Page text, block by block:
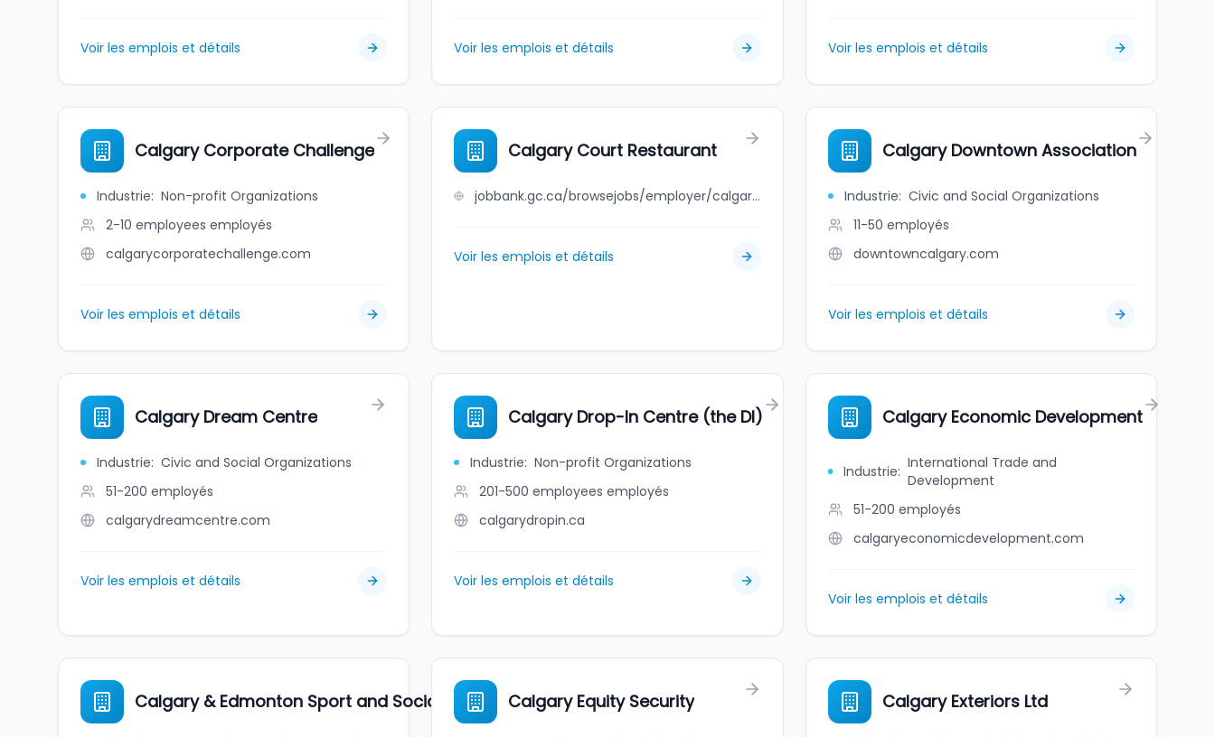
Voir les emplois et détails Voir les emplois et détails Voir les emplois et détails
Calgary Corporate Challenge
Industrie: Non-profit Organizations
2-10 employees employés
calgarycorporatechallenge.com
Voir les emplois et détails
Calgary Court Restaurant
jobbank.gc.ca/browsejobs/employer/calgary+court+restaurant/ca
Voir les emplois et détails
Calgary Downtown Association
Industrie: Civic and Social Organizations
11-50 employés
downtowncalgary.com
Voir les emplois et détails
Calgary Dream Centre
Industrie: Civic and Social Organizations
51-200 employés
calgarydreamcentre.com
Voir les emplois et détails
Calgary Drop-In Centre (the DI)
Industrie: Non-profit Organizations
201-500 employees employés
calgarydropin.ca
Voir les emplois et détails
Calgary Economic Development
Industrie: International Trade and
Development
51-200 employés
calgaryeconomicdevelopment.com
Voir les emplois et détails
Calgary & Edmonton Sport and Social Clubs Calgary Equity Security Calgary Exteriors Ltd